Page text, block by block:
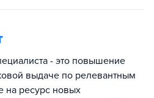
- это повышение
выдаче по релевантным
на ресурс новых